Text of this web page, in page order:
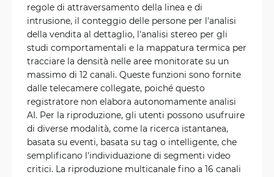
regole di attraversamento della linea e di
intrusione, il conteggio delle persone per l'analisi
della vendita al dettaglio, l'analisi stereo per gli
studi comportamentali e la mappatura termica per
tracciare la densità nelle aree monitorate su un
massimo di 12 canali. Queste funzioni sono fornite
dalle telecamere collegate, poiché questo
registratore non elabora autonomamente analisi
AI. Per la riproduzione, gli utenti possono usufruire
di diverse modalità, come la ricerca istantanea,
basata su eventi, basata su tag o intelligente, che
semplificano l'individuazione di segmenti video
critici. La riproduzione multicanale fino a 16 canali